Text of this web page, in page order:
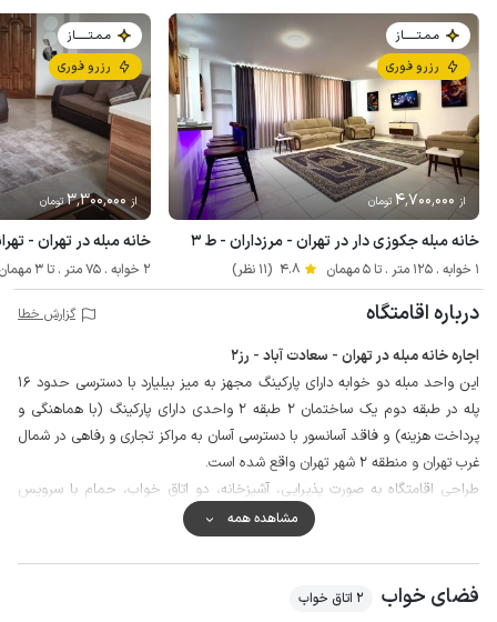
مـمـتــــــاز
رزرو فوری
از 4٬700٬000 تومان
خانه مبله جکوزی دار در تهران - مرزداران - ط ۳
1 خوابه . 125 متر . تا 5 مهمان 4.8 (11 نظر)
مـمـتــــــاز
رزرو فوری
از 3٬300٬000تومان
خانه مبله در تهران -
2 خوابه . 75 متر . تا 3 مهمان
درباره اقامتگاه گزارش خطا
اجاره خانه مبله در تهران - سعادت آباد - رز2
این واحد مبله دو خوابه دارای پارکینگ مجهز به میز بیلیارد با دسترسی حدود 16
پله در طبقه دوم یک ساختمان 2 طبقه 2 واحدی دارای پارکینگ (با هماهنگی و
پرداخت هزینه) و فاقد آسانسور با دسترسی آسان به مراکز تجاری و رفاهی در شمال
غرب تهران و منطقه 2 شهر تهران واقع شده است.
طراحی اقامتگاه به صورت پذیرایی، آشپزخانه، دو اتاق خواب، حمام با سرویس
فرنگی و سرویس بهداشتی ایرانی می باشد.
واحد نگهبانی 24 ساعته در ساختمان مستقر و به جهت تامین امنیت بیشتر
مشاعات مجهز به دوربین مداربسته می باشد.
گفتنی است که سفارش ناهار و شام با پرداخت هزینه جداگانه و هماهنگی قبلی با
مشاهده همه
فضای خواب 2 اتاق خواب